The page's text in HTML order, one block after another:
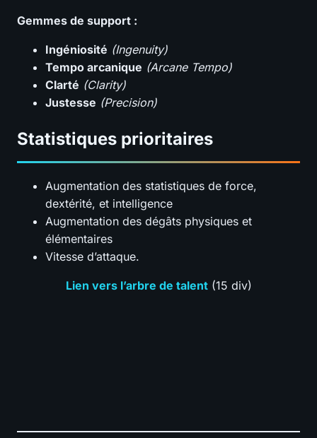
Gemmes de support :
Ingéniosité (Ingenuity)
Tempo arcanique (Arcane Tempo)
Clarté (Clarity)
Justesse (Precision)
Statistiques prioritaires
Augmentation des statistiques de force,
dextérité, et intelligence
Augmentation des dégâts physiques et
élémentaires
Vitesse d’attaque.
Lien vers l’arbre de talent(15 div)